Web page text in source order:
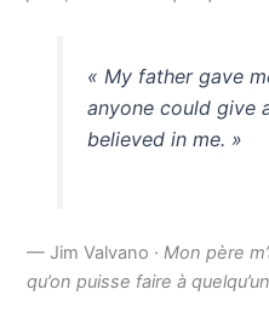
« My father gave
anyone could give
believed in me. »
— Jim Valvano ·Mon père
qu’on puisse faire à